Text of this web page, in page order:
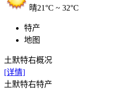
晴21°C ~ 32°C
特产
地图
土默特右概况
[详情]
土默特右特产